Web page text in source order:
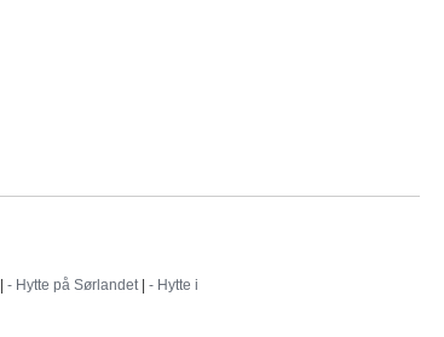
| - Hytte på Sørlandet | - Hytte i